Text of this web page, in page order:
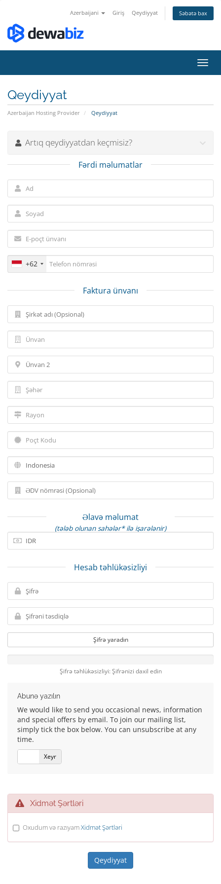
Azerbaijani Giriş Qeydiyyat Səbətə bax
keçid
Qeydiyyat
Azerbaijan Hosting Provider Qeydiyyat
Artıq qeydiyyatdan keçmisiz?
Fərdi məlumatlar
+62
Faktura ünvanı
Əlavə məlumat
(tələb olunan sahələr* ilə işarələnir)
Hesab təhlükəsizliyi
Şifrə yaradın
Şifrə təhlükəsizliyi: Şifrənizi daxil edin
Abunə yazılın
We would like to send you occasional news, information
and special offers by email. To join our mailing list,
simply tick the box below. You can unsubscribe at any
time.
Xeyr
Xidmət Şərtləri
Oxudum və razıyamXidmət Şərtləri